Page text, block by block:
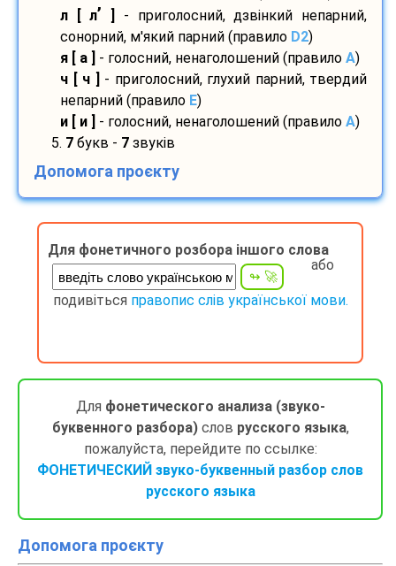
л [ л’
- приголосний, дзвінкий непарний,
сонорний, м'який парний (правило D2)
я [ а ]
- голосний, ненаголошений (правило A)
ч [ ч ]
- приголосний, глухий парний, твердий
непарний (правило E)
и [ и ]
- голосний, ненаголошений (правило A)
5. 7 букв - 7 звуків
Допомога проєкту
Для фонетичного розбора іншого слова
або
подивіться правопис слів української мови.
Для фонетического анализа (звуко-
буквенного разбора)слов русского языка,
пожалуйста, перейдите по ссылке:
ФОНЕТИЧЕСКИЙ звуко-буквенный разбор слов
русского языка
Допомога проєкту